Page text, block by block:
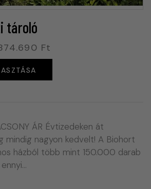
tároló
Ft
ÁR Évtizedeken át
mindig nagyon kedvelt! A Biohort
házból több mint 150.000 darab